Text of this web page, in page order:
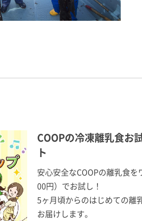
COOPの冷凍離乳食お
ト
安心安全なCOOPの離乳食を
00円）でお試し！
5ヶ月頃からのはじめての離
お届けします。